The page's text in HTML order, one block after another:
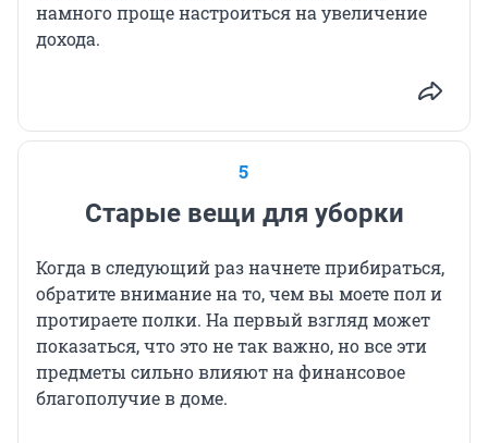
намного проще настроиться на увеличение
дохода.
5
Старые вещи для уборки
Когда в следующий раз начнете прибираться,
обратите внимание на то, чем вы моете пол и
протираете полки. На первый взгляд может
показаться, что это не так важно, но все эти
предметы сильно влияют на финансовое
благополучие в доме.